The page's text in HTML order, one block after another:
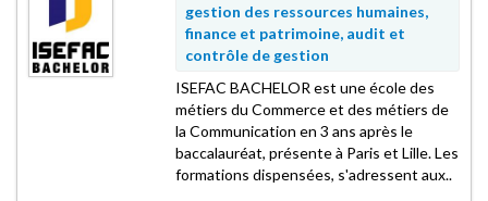
gestion des ressources humaines,
finance et patrimoine, audit et
contrôle de gestion
ISEFAC BACHELOR est une école des
métiers du Commerce et des métiers de
la Communication en 3 ans après le
baccalauréat, présente à Paris et Lille. Les
formations dispensées, s'adressent aux..